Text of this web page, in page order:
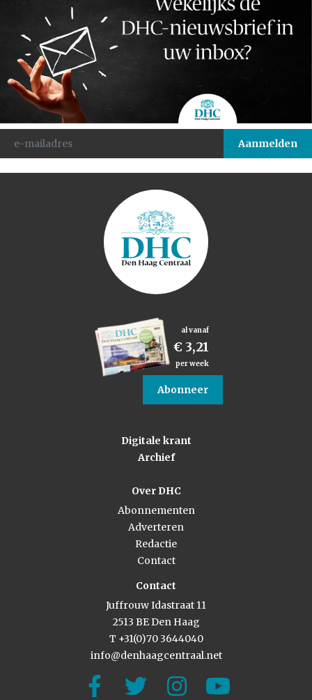
al vanaf
€ 3,21
per week
Abonneer
Digitale krant
Archief
Over DHC
Abonnementen
Adverteren
Redactie
Contact
Contact
Juffrouw Idastraat 11
2513 BE Den Haag
T +31(0)70 3644040
info@denhaagcentraal.net